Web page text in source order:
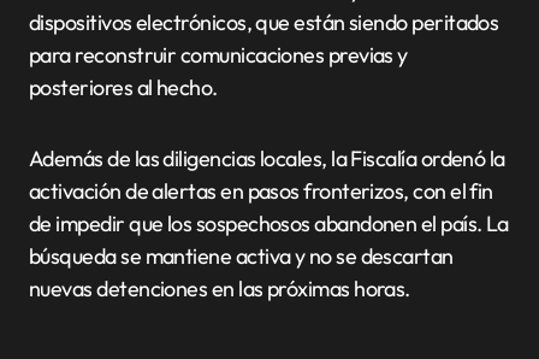
dispositivos electrónicos, que están siendo peritados
para reconstruir comunicaciones previas y
posteriores al hecho.
Además de las diligencias locales, la Fiscalía ordenó la
activación de alertas en pasos fronterizos, con el fin
de impedir que los sospechosos abandonen el país. La
búsqueda se mantiene activa y no se descartan
nuevas detenciones en las próximas horas.